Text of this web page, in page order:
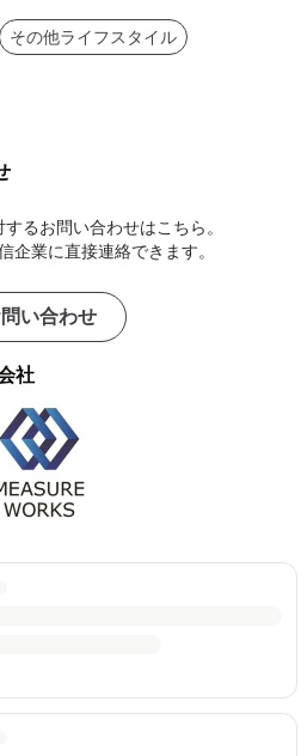
その他ライフスタイル
るお問い合わせはこちら。
企業に直接連絡できます。
い合わせ
社